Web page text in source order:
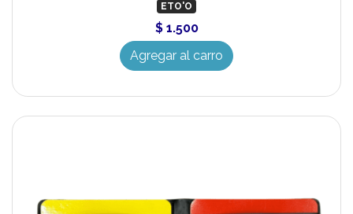
ETO'O
$ 1.500
Agregar al carro